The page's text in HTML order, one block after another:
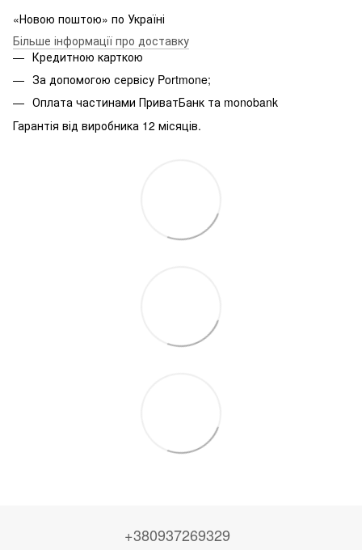
«Новою поштою» по Україні
Більше інформації про доставку
Кредитною карткою
За допомогою сервісу Portmone;
Оплата частинами ПриватБанк та monobank
Гарантія від виробника 12 місяців.
+380937269329